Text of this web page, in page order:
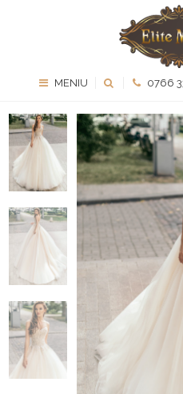
MENIU 0766